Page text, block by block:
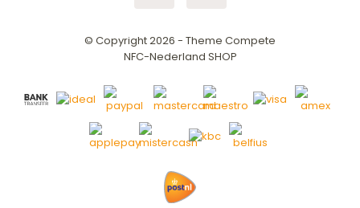
© Copyright 2026 - Theme Compete
NFC-Nederland SHOP